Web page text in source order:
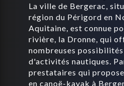
La ville de Bergerac,
région du Périgord en
Aquitaine, est connue
rivière, la Dronne, qui
nombreuses
d'activités nautiques.
prestataires qui
en canoë-kayak à